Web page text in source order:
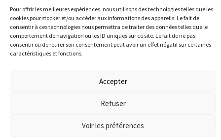
Pour offrir les meilleures expériences, nous utilisons des technologies telles que les
cookies pour stocker et/ou accéder aux informations des appareils. Le fait de
consentir à ces technologies nous permettra de traiter des données telles que le
comportement de navigation ou les ID uniques sur ce site. Le fait de ne pas
consentir ou de retirer son consentement peut avoir un effet négatif sur certaines
caractéristiques et fonctions.
Accepter
Refuser
Voir les préférences
MAIRIE DE MEYSSAC
9 place de l'église 19500 Meyssac
05 55 25 40 20
mairie@meyssac.fr
08h30 à 12h et de 13h30 à 16h30, et le samedi de 09h à 12h